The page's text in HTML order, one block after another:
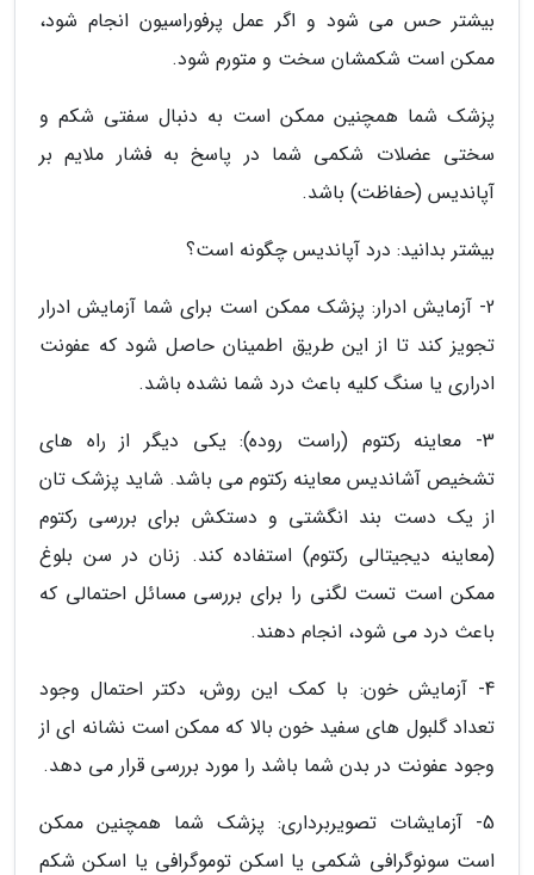
بیشتر حس می شود و اگر عمل پرفوراسیون انجام شود،
ممکن است شکمشان سخت و متورم شود.
پزشک شما همچنین ممکن است به دنبال سفتی شکم و
سختی عضلات شکمی شما در پاسخ به فشار ملایم بر
آپاندیس (حفاظت) باشد.
بیشتر بدانید: درد آپاندیس چگونه است؟
2- آزمایش ادرار: پزشک ممکن است برای شما آزمایش ادرار
تجویز کند تا از این طریق اطمینان حاصل شود که عفونت
ادراری یا سنگ کلیه باعث درد شما نشده باشد.
3- معاینه رکتوم (راست روده): یکی دیگر از راه های
تشخیص آشاندیس معاینه رکتوم می باشد. شاید پزشک تان
از یک دست بند انگشتی و دستکش برای بررسی رکتوم
(معاینه دیجیتالی رکتوم) استفاده کند. زنان در سن بلوغ
ممکن است تست لگنی را برای بررسی مسائل احتمالی که
باعث درد می شود، انجام دهند.
4- آزمایش خون: با کمک این روش، دکتر احتمال وجود
تعداد گلبول های سفید خون بالا که ممکن است نشانه ای از
وجود عفونت در بدن شما باشد را مورد بررسی قرار می دهد.
5- آزمایشات تصویربرداری: پزشک شما همچنین ممکن
است سونوگرافی شکمی یا اسکن توموگرافی یا اسکن شکم